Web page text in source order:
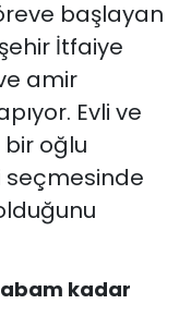
başlayan
İtfaiye
amir
Evli ve
bir oğlu
seçmesinde
kadar